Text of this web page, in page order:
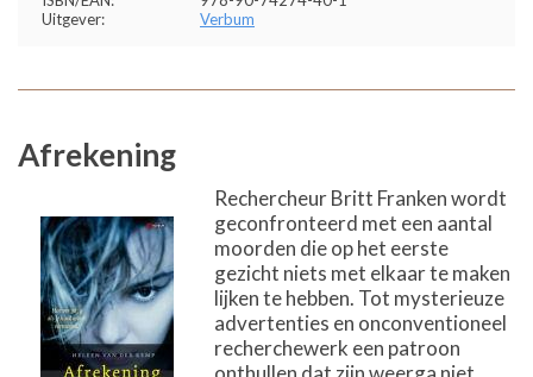
Uitgever:
Verbum
Afrekening
Rechercheur Britt Franken wordt
geconfronteerd met een aantal
moorden die op het eerste
gezicht niets met elkaar te maken
lijken te hebben. Tot mysterieuze
advertenties en onconventioneel
recherchewerk een patroon